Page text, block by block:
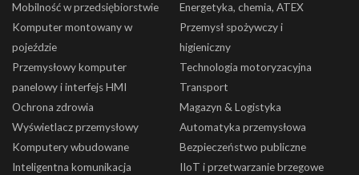
Mobilność w przedsiębiorstwie
Komputer montowany w
pojeździe
Przemysłowy komputer
panelowy i interfejs HMI
Ochrona zdrowia
Wyświetlacz przemysłowy
Komputery wbudowane
Inteligentna komunikacja
Energetyka, chemia, ATEX
Przemysł spożywczy i
higieniczny
Technologia motoryzacyjna
Transport
Magazyn & Logistyka
Automatyka przemysłowa
Bezpieczeństwo publiczne
IIoT i przetwarzanie brzegowe